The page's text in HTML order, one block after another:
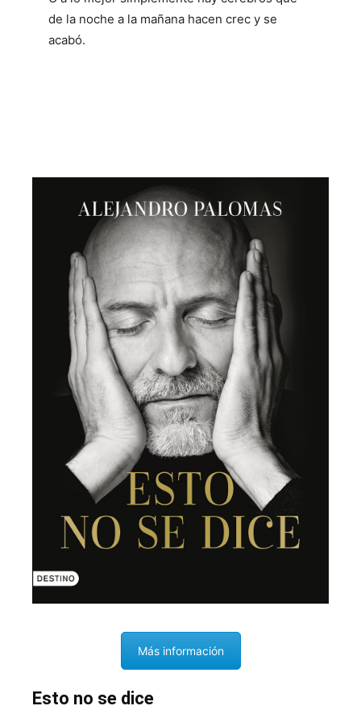
de la noche a la mañana hacen crec y se
acabó.
Más información
Esto no se dice